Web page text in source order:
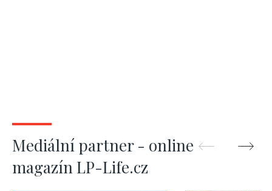
Mediální partner - online
magazín LP-Life.cz